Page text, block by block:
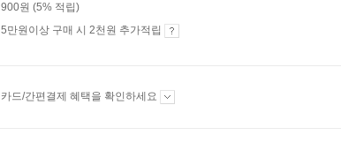
900원 (5% 적립)
5만원이상 구매 시 2천원 추가적립
카드/간편결제 혜택을 확인하세요